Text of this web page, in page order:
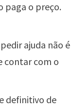
paga o preço.
ajuda não é
contar com o
definitivo de